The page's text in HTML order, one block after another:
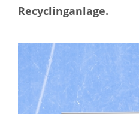
Recyclinganlage.